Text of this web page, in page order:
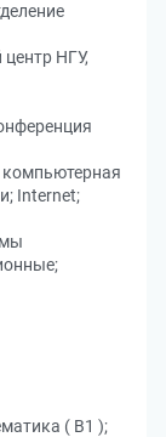
НГУ,
Internet;
( В1 );